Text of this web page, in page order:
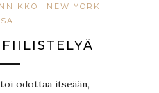
NEW YORK
odottaa itseään,